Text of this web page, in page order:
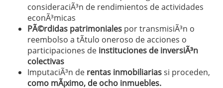
consideraciÃ³n de rendimientos de actividades
econÃ³micas
PÃ©rdidas patrimoniales por transmisiÃ³n o
reembolso a tÃ­tulo oneroso de acciones o
participaciones de instituciones de inversiÃ³n
colectivas
ImputaciÃ³n de rentas inmobiliariassi proceden,
como mÃ¡ximo, de ocho inmuebles.